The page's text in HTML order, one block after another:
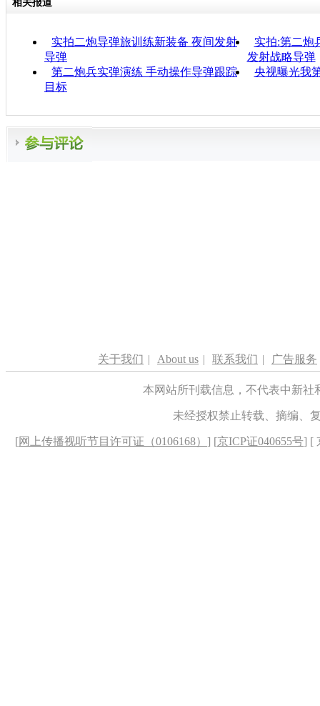
相关报道
实拍二炮导弹旅训练新装备 夜间发射
导弹
实拍:第二炮
发射战略导弹
第二炮兵实弹演练 手动操作导弹跟踪
目标
央视曝光我
关于我们 | About us | 联系我们 | 广告服务
本网站所刊载信息，不代表中新
未经授权禁止转载、摘编、
[网上传播视听节目许可证（0106168） ] [京ICP证040655号] [